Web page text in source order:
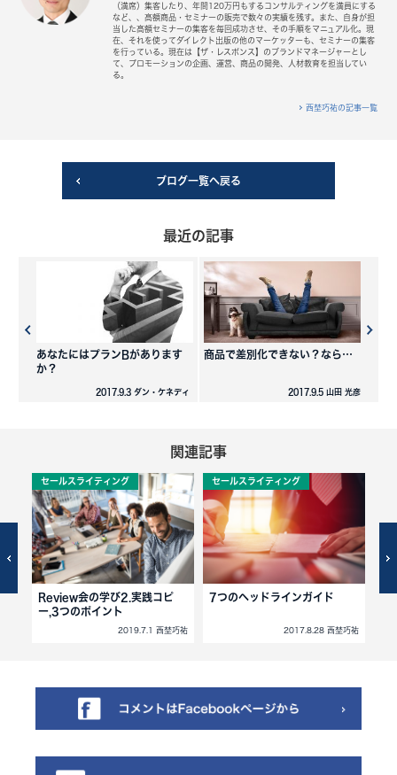
（満席）集客したり、年間120万円もするコンサルティングを満員にする
など、、高額商品・セミナーの販売で数々の実績を残す。また、自身が担
当した高額セミナーの集客を毎回成功させ、その手順をマニュアル化。現
在、それを使ってダイレクト出版の他のマーケッターも、セミナーの集客
を行っている。現在は【ザ・レスポンス】のブランドマネージャーとし
て、プロモーションの企画、運営、商品の開発、人材教育を担当してい
る。
西埜巧祐の記事一覧
ブログ一覧へ戻る
最近の記事
あなたにはプランBがあります
か？
2017.9.3 ダン・ケネディ
商品で差別化できない？なら…
2017.9.5 山田 光彦
関連記事
セールスライティング
Review会の学び2.実践コピ
ー,3つのポイント
2019.7.1 西埜巧祐
セールスライティング
7つのヘッドラインガイド
2017.8.28 西埜巧祐